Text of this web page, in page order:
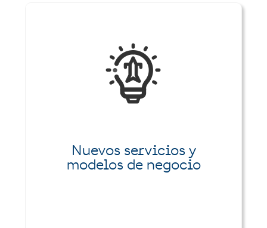
Nuevos servicios y
modelos de negocio